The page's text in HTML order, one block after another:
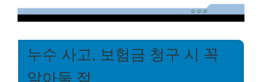
누수 사고, 보험금 청구 시 꼭
알아둘 점